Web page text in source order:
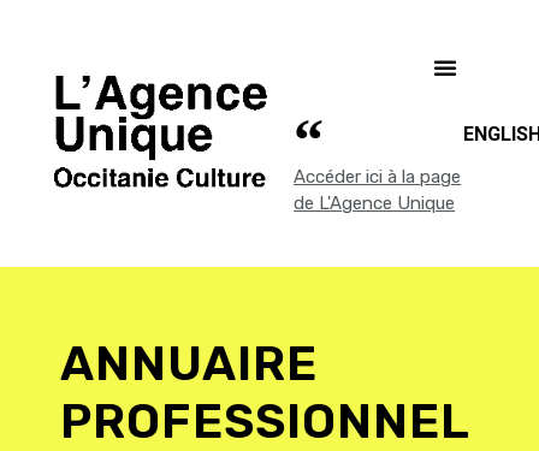
Accéder ici à la page
de L'Agence Unique
ANNUAIRE
PROFESSIONNEL